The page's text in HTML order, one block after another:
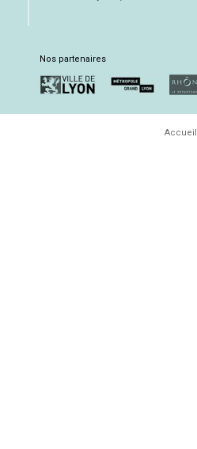
Nos partenaires
Accueil